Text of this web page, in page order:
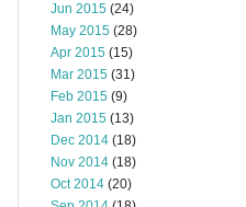
Jun 2015 (24)
May 2015 (28)
Apr 2015 (15)
Mar 2015 (31)
Feb 2015 (9)
Jan 2015 (13)
Dec 2014 (18)
Nov 2014 (18)
Oct 2014 (20)